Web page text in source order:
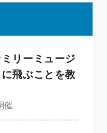
リーミュージ
飛ぶことを教
催